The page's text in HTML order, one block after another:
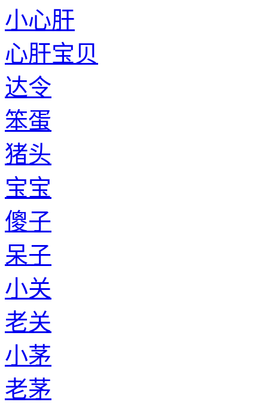
小心肝
心肝宝贝
达令
笨蛋
猪头
宝宝
傻子
呆子
小关
老关
小茅
老茅